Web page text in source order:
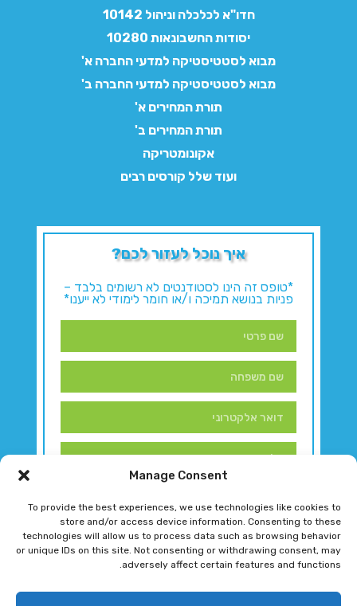
Manage Consent
To provide the best experiences, we use technologies like cookies to
store and/or access device information. Consenting to these
technologies will allow us to process data such as browsing behavior
or unique IDs on this site. Not consenting or withdrawing consent, may
adversely affect certain features and functions.
חדו"א לכלכלה וניהול 10142
יסודות החשבונאות 10280
מבוא לסטטיסטיקה למדעי החברה א'
מבוא לסטטיסטיקה למדעי החברה ב'
תורת המחירים א'
תורת המחירים ב'
אקונומטריקה
ועוד שלל קורסים רבים
איך נוכל לעזור לכם?
*טופס זה הינו לסטודנטים לא רשומים בלבד –
פניות בנושא תמיכה ו/או חומר לימודי לא ייענו*